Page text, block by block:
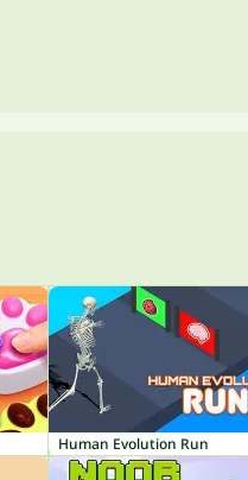
Human Evolution Run